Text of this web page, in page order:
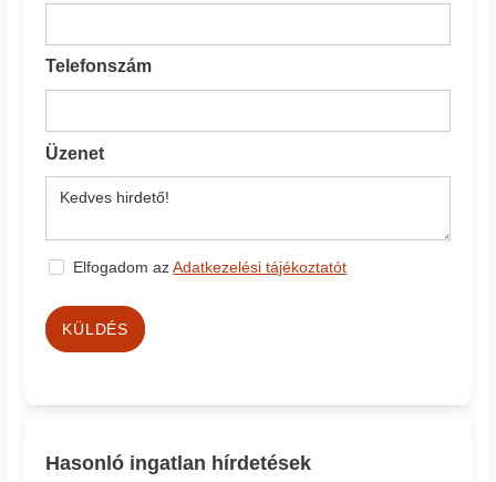
Telefonszám
Üzenet
Elfogadom azAdatkezelési tájékoztatót
KÜLDÉS
Hasonló ingatlan hírdetések